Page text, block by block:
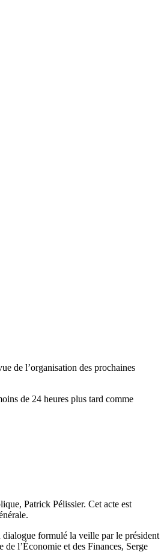
de l’organisation des prochaines
de 24 heures plus tard comme
Patrick Pélissier. Cet acte est
formulé la veille par le président
l’Économie et des Finances, Serge